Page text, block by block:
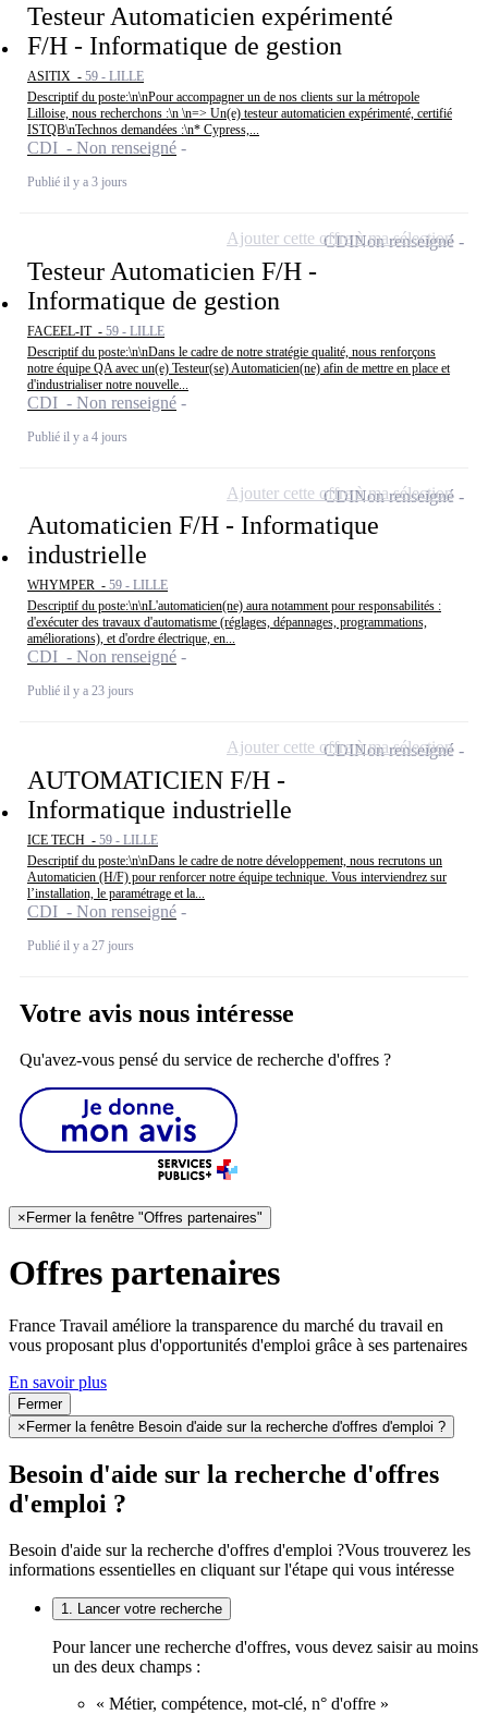
Testeur Automaticien expérimenté
F/H - Informatique de gestion
ASITIX - 59 - LILLE
Descriptif du poste:\n\nPour accompagner un de nos clients sur la métropole
Lilloise, nous recherchons :\n \n=> Un(e) testeur automaticien expérimenté, certifié
ISTQB\nTechnos demandées :\n* Cypress,...
CDI - Non renseigné
Publié il y a 3 jours
Testeur Automaticien F/H -
Informatique de gestion
FACEEL-IT - 59 - LILLE
Descriptif du poste:\n\nDans le cadre de notre stratégie qualité, nous renforçons
notre équipe QA avec un(e) Testeur(se) Automaticien(ne) afin de mettre en place et
d'industrialiser notre nouvelle...
CDI - Non renseigné
Publié il y a 4 jours
CDINon renseigné
Ajouter cette offre à ma sélection
Automaticien F/H - Informatique
industrielle
WHYMPER - 59 - LILLE
Descriptif du poste:\n\nL'automaticien(ne) aura notamment pour responsabilités :
d'exécuter des travaux d'automatisme (réglages, dépannages, programmations,
améliorations), et d'ordre électrique, en...
CDI - Non renseigné
Publié il y a 23 jours
CDINon renseigné
Ajouter cette offre à ma sélection
AUTOMATICIEN F/H -
Informatique industrielle
ICE TECH - 59 - LILLE
Descriptif du poste:\n\nDans le cadre de notre développement, nous recrutons un
Automaticien (H/F) pour renforcer notre équipe technique. Vous interviendrez sur
l’installation, le paramétrage et la...
CDI - Non renseigné
Publié il y a 27 jours
CDINon renseigné
Ajouter cette offre à ma sélection
Votre avis nous intéresse
Qu'avez-vous pensé du service de recherche d'offres ?
× Fermer la fenêtre "Offres partenaires"
Offres partenaires
France Travail améliore la transparence du marché du travail en
vous proposant plus d'opportunités d'emploi grâce à ses partenaires
En savoir plus
Fermer
× Fermer la fenêtre Besoin d'aide sur la recherche d'offres d'emploi ?
Besoin d'aide sur la recherche d'offres
d'emploi ?
Besoin d'aide sur la recherche d'offres d'emploi ?Vous trouverez les
informations essentielles en cliquant sur l'étape qui vous intéresse
1. Lancer votre recherche
Pour lancer une recherche d'offres, vous devez saisir au moins
un des deux champs :
« Métier, compétence, mot-clé, n° d'offre »